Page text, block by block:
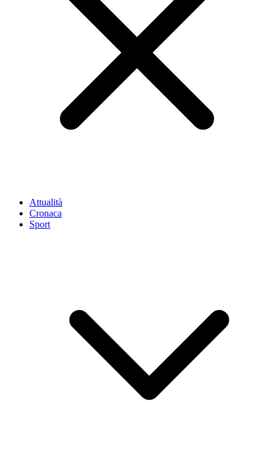
Attualità
Cronaca
Sport